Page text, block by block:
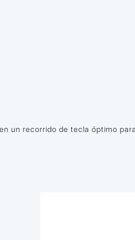
un recorrido de tecla óptimo